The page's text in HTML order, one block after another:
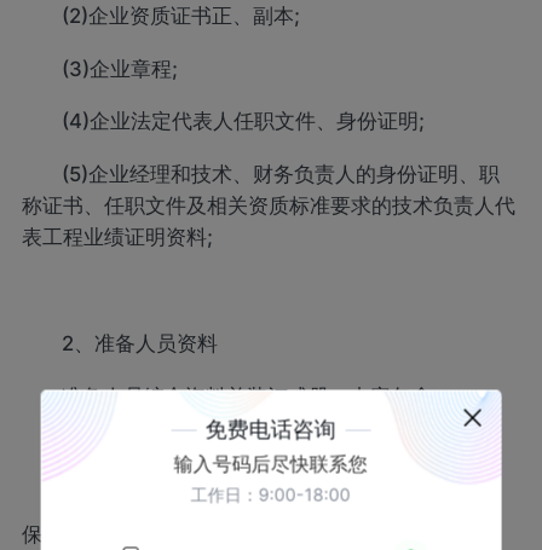
(2)企业资质证书正、副本;
(3)企业章程;
(4)企业法定代表人任职文件、身份证明;
(5)企业经理和技术、财务负责人的身份证明、职
称证书、任职文件及相关资质标准要求的技术负责人代
表工程业绩证明资料;
2、准备人员资料
准备人员综合资料并装订成册，内容包含：
(1)注册人员的身份证明、注册证书;
(2)建专业技术人员的职称证书、身份证明、养老
保险凭证。
免费电话咨询
输入号码后尽快联系您
工作日：9:00-18:00